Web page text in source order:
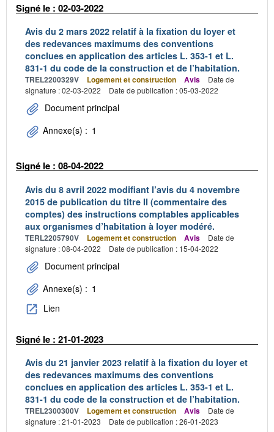
Signé le : 02-03-2022
Avis du 2 mars 2022 relatif à la fixation du loyer et
des redevances maximums des conventions
conclues en application des articles L. 353-1 et L.
831-1 du code de la construction et de l’habitation.
TREL2200329V Logement et construction Avis
Date de
signature : 02-03-2022
Date de publication : 05-03-2022
Document principal
Annexe(s) : 1
Signé le : 08-04-2022
Avis du 8 avril 2022 modifiant l’avis du 4 novembre
2015 de publication du titre II (commentaire des
comptes) des instructions comptables applicables
aux organismes d’habitation à loyer modéré.
TERL2205790V Logement et construction Avis
Date de
signature : 08-04-2022
Date de publication : 15-04-2022
Document principal
Annexe(s) : 1
Lien
Signé le : 21-01-2023
Avis du 21 janvier 2023 relatif à la fixation du loyer et
des redevances maximums des conventions
conclues en application des articles L. 353-1 et L.
831-1 du code de la construction et de l’habitation.
TREL2300300V Logement et construction Avis
Date de
signature : 21-01-2023
Date de publication : 26-01-2023